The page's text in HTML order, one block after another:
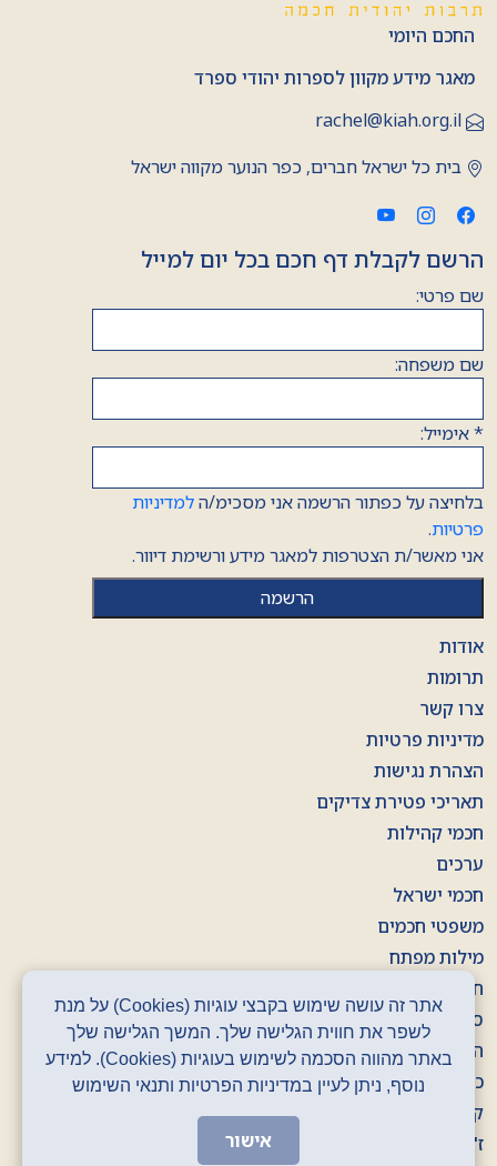
החכם היומי
מאגר מידע מקוון לספרות יהודי ספרד
rachel@kiah.org.il
בית כל ישראל חברים, כפר הנוער מקווה ישראל
הרשם לקבלת דף חכם בכל יום למייל
שם פרטי:
שם משפחה:
*אימייל:
בלחיצה על כפתור הרשמה אני מסכימ/הלמדיניות
פרטיות.
אני מאשר/ת הצטרפות למאגר מידע ורשימת דיוור.
אודות
תרומות
צרו קשר
מדיניות פרטיות
הצהרת נגישות
תאריכי פטירת צדיקים
חכמי קהילות
ערכים
חכמי ישראל
משפטי חכמים
מילות מפתח
חוברות
סרטונים
הסכתים
כרזות
קלפים
ז' באדר
אתר זה עושה שימוש בקבצי עוגיות (Cookies) על מנת
לשפר את חווית הגלישה שלך. המשך הגלישה שלך
באתר מהווה הסכמה לשימוש בעוגיות (Cookies). למידע
נוסף, ניתן לעיין במדיניות הפרטיות ותנאי השימוש
אישור